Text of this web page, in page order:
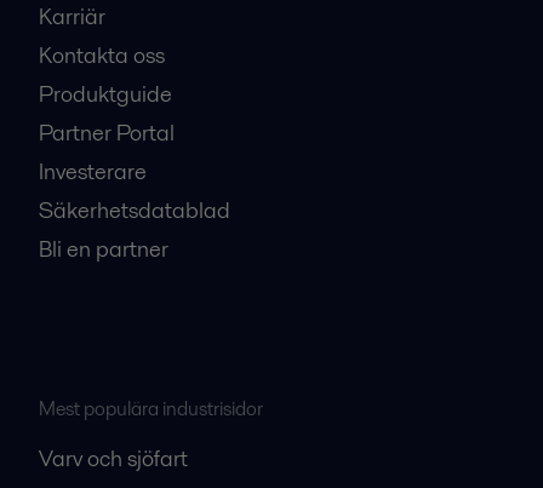
Karriär
Kontakta oss
Produktguide
Partner Portal
Investerare
Säkerhetsdatablad
Bli en partner
Mest populära industrisidor
Varv och sjöfart